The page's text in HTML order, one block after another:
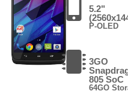
5.2"
P-OLED
3GO
805 SoC
64GO